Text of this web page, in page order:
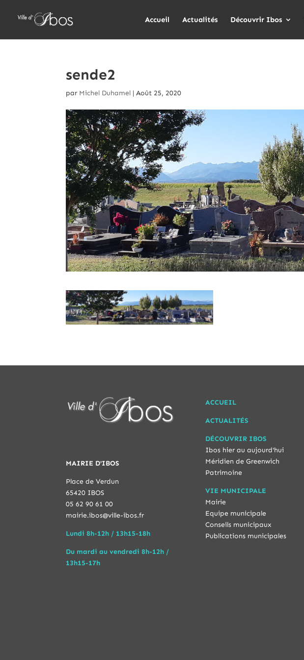
Accueil Actualités Découvrir Ibos
sende2
par Michel Duhamel |Août 25, 2020
MAIRIE D'IBOS
Place de Verdun
65420 IBOS
05 62 90 61 00
mairie.ibos@ville-ibos.fr
Lundi 8h-12h / 13h15-18h
Du mardi au vendredi 8h-12h /
13h15-17h
ACCUEIL
ACTUALITÉS
DÉCOUVRIR IBOS
Ibos hier au aujourd'hui
Méridien de Greenwich
Patrimoine
VIE MUNICIPALE
Mairie
Equipe municipale
Conseils municipaux
Publications municipales